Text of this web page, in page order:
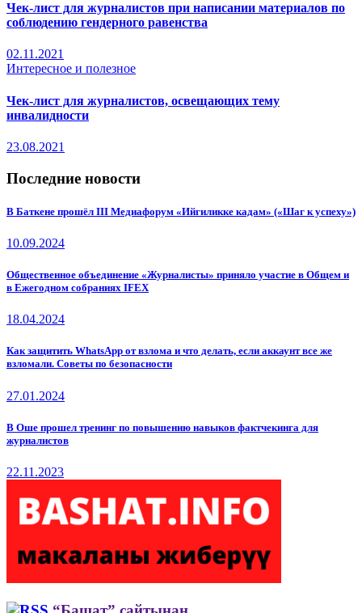
Чек-лист для журналистов при написании материалов по
соблюдению гендерного равенства
02.11.2021
Интересное и полезное
Чек-лист для журналистов, освещающих тему
инвалидности
23.08.2021
Последние новости
В Баткене прошёл III Медиафорум «Ийгиликке кадам» («Шаг к успеху»)
10.09.2024
Общественное объединение «Журналисты» приняло участие в Общем и
в Ежегодном собраниях IFEX
18.04.2024
Как защитить WhatsApp от взлома и что делать, если аккаунт все же
взломали. Советы по безопасности
27.01.2024
В Оше прошел тренинг по повышению навыков фактчекинга для
журналистов
22.11.2023